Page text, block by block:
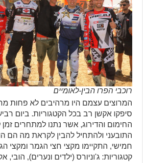
רוכבי הפרו הבין-לאומיים
המרוצים עצמם היו מרהיבים לא פחות
סיפקו אקשן רב בכל הקטגוריות. ביום
החימום והדירוג, אשר נתנו למתחרים
התובעני ולהתחיל להבין לקראת מה הם
קטגוריות: ג'וניורס (ילדים ונערים), הובי,